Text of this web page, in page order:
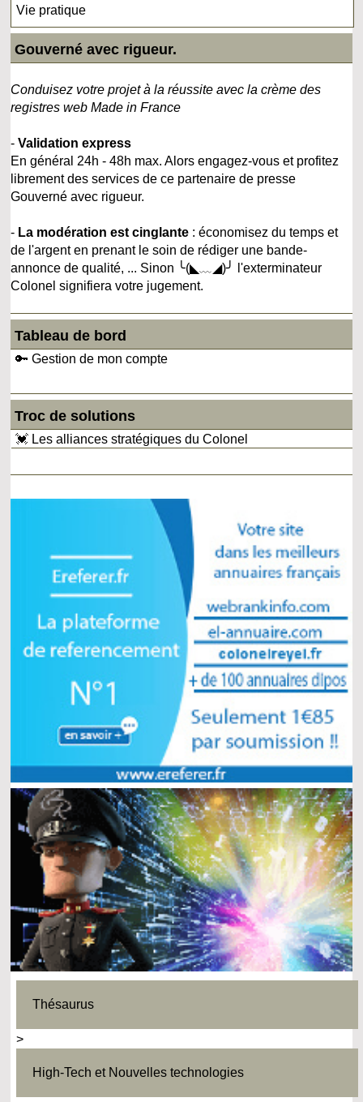
Vie pratique
Gouverné avec rigueur.
Conduisez votre projet à la réussite avec la crème des
registres web Made in France
-Validation express
En général 24h - 48h max. Alors engagez-vous et profitez
librement des services de ce partenaire de presse
Gouverné avec rigueur.
- La modération est cinglante : économisez du temps et
de l'argent en prenant le soin de rédiger une bande-
annonce de qualité, ... Sinon ╰(◣﹏◢)╯ l'exterminateur
Colonel signifiera votre jugement.
Tableau de bord
🔑 Gestion de mon compte
Troc de solutions
💓 Les alliances stratégiques du Colonel
Thésaurus
>
High-Tech et Nouvelles technologies